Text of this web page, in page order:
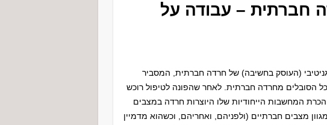
חברתית – עבודה על
(העוסק בחשיבה) של חרדה חברתית, המסביר
הסובלים מחרדה חברתית. לאחר שהפונה לטיפול רוכש
המחשבות הייחודיות שלו היוצרות חרדה במצבים
מצבים חברתיים (ולפניהם, ואחריהם, וכשהוא מדמיין